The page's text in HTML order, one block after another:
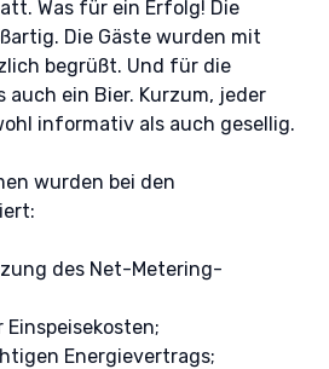
Was für ein Erfolg! Die
Die Gäste wurden mit
begrüßt. Und für die
auch ein Bier. Kurzum, jeder
informativ als auch gesellig.
wurden bei den
des Net-Metering-
Energievertrags;